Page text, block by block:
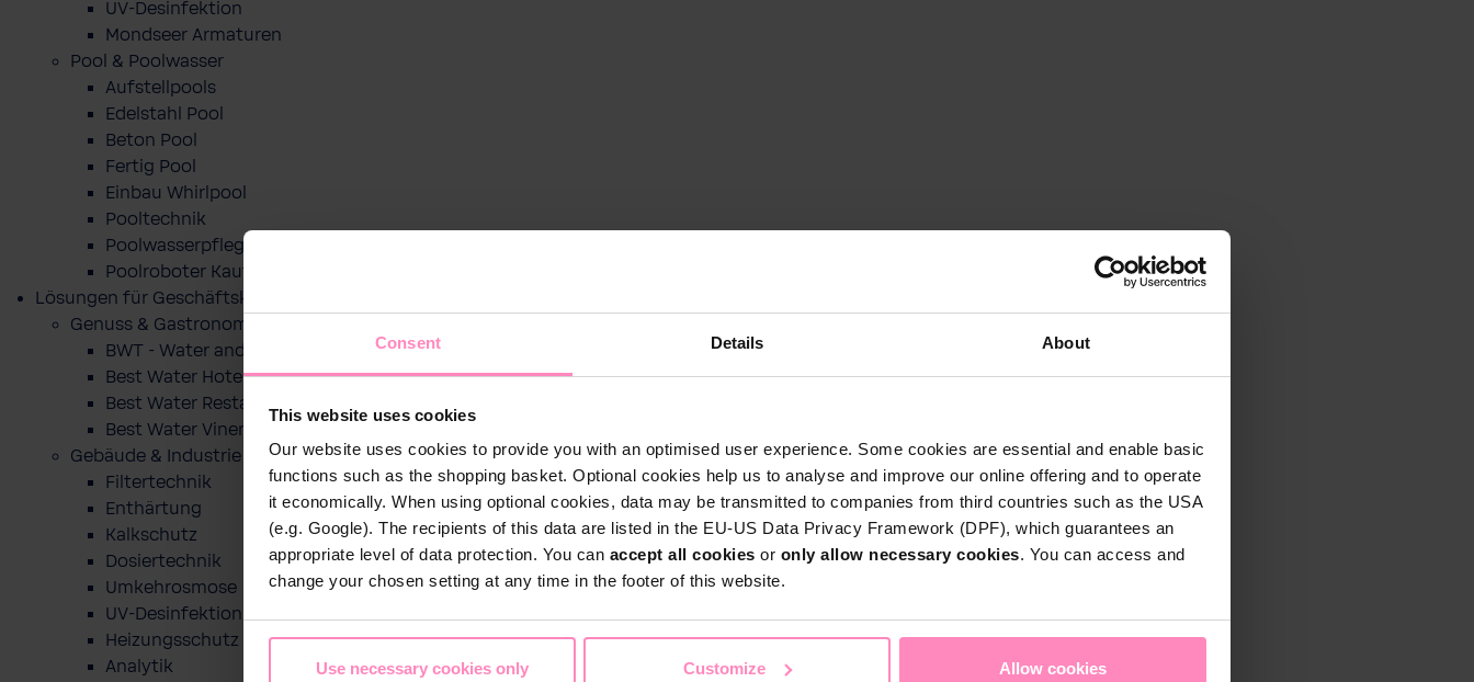
Consent Details About
This website uses cookies
Our website uses cookies to provide you with an optimised user experience. Some cookies are essential and enable basic
functions such as the shopping basket. Optional cookies help us to analyse and improve our online offering and to operate
it economically. When using optional cookies, data may be transmitted to companies from third countries such as the USA
(e.g. Google). The recipients of this data are listed in the EU-US Data Privacy Framework (DPF), which guarantees an
appropriate level of data protection. You can accept all cookies or only allow necessary cookies. You can access and
change your chosen setting at any time in the footer of this website.
Use necessary cookies only Customize Allow cookies
UV-Desinfektion
Mondseer Armaturen
Pool & Poolwasser
Aufstellpools
Edelstahl Pool
Beton Pool
Fertig Pool
Einbau Whirlpool
Pooltechnik
Poolwasserpflege
Poolroboter Kaufberatung und Tipps
Lösungen für Geschäftskunden
Genuss & Gastronomie
BWT - Water and more
Best Water Hotel
Best Water Restaurant
Best Water Vinery
Gebäude & Industrie
Filtertechnik
Enthärtung
Kalkschutz
Dosiertechnik
Umkehrosmose
UV-Desinfektion
Heizungsschutz
Analytik